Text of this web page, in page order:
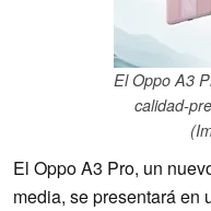
El Oppo A3
calidad-
El Oppo A3 Pro, un
media, se presentará en